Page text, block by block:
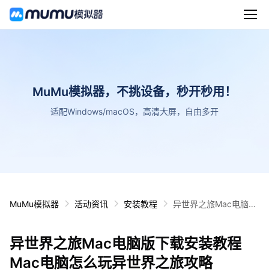
MuMu模拟器，不挑设备，秒开秒用！
适配Windows/macOS，高清大屏，自由多开
MuMu模拟器 活动资讯 安装教程
异世界之旅Mac电脑版
异世界之旅Mac电脑版下载安装教程
Mac电脑怎么玩异世界之旅攻略